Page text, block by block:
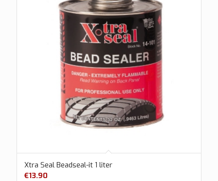
Xtra Seal Beadseal-it 1 liter
€13.90